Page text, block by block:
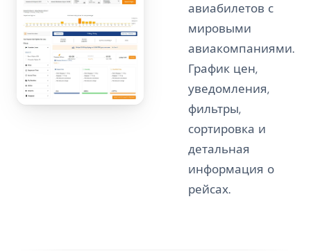
авиабилетов с
мировыми
авиакомпаниями.
График цен,
уведомления,
фильтры,
сортировка и
детальная
информация о
рейсах.